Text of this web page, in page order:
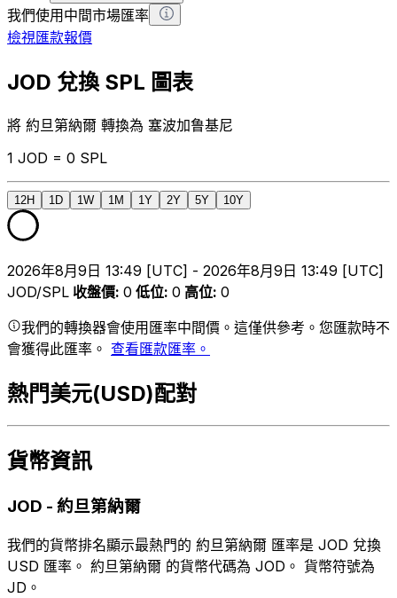
我們使用中間市場匯率
檢視匯款報價
JOD 兌換 SPL 圖表
將 約旦第納爾 轉換為 塞波加鲁基尼
1 JOD = 0 SPL
12H 1D 1W 1M 1Y 2Y 5Y 10Y
2026年8月9日 13:49 [UTC] - 2026年8月9日 13:49 [UTC]
JOD/SPL 收盤價: 0 低位: 0 高位: 0
我們的轉換器會使用匯率中間價。這僅供參考。您匯款時不
會獲得此匯率。 查看匯款匯率。
熱門美元(USD)配對
貨幣資訊
JOD - 約旦第納爾
我們的貨幣排名顯示最熱門的 約旦第納爾 匯率是 JOD 兌換
USD 匯率。 約旦第納爾 的貨幣代碼為 JOD。 貨幣符號為
JD。